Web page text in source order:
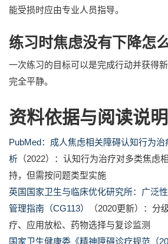
能受损时应由专业人员指导。
练习时焦虑没有下降怎
一次练习的目标可以是完成行动并获得
完全平静。
资料依据与阅读说明
PubMed：成人焦虑相关障碍认知行为
析 （2022）：认知行为治疗对多类焦虑
持，但需按问题类型实施
英国国家卫生与临床优化研究所：广泛
管理指南（CG113）
（2020更新）：分
疗、应用放松、药物选择与复诊监测
国家卫生健康委《精神障碍诊疗规范（